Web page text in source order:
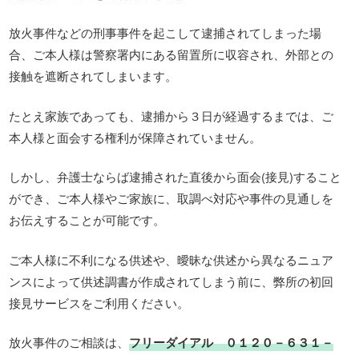
放火事件などの刑事事件を起こして逮捕されてしまった場
合、ご本人様は警察署内にある留置所に収容され、外部との
接触を遮断されてしまいます。
たとえ家族であっても、逮捕から３日が経過するまでは、ご
本人様と面会する権利が保障されていません。
しかし、弁護士ならば逮捕された直後から面会(接見)すること
ができ、ご本人様やご家族に、取調べ対応や事件の見通しを
お伝えすることが可能です。
ご本人様に不利になる供述や、曖昧な供述から異なるニュア
ンスによって供述調書が作成されてしまう前に、弊所の初回
接見サービスをご利用ください。
放火事件のご相談は、フリーダイアル ０１２０－６３１－